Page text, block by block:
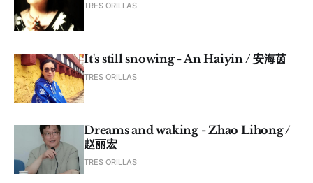
TRES ORILLAS
It's still snowing - An Haiyin / 安海茵
TRES ORILLAS
Dreams and waking - Zhao Lihong /
赵丽宏
TRES ORILLAS